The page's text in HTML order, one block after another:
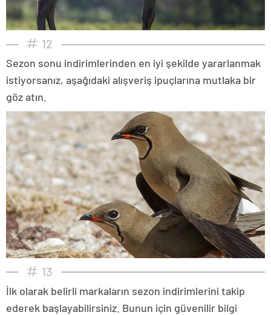
12
Sezon sonu indirimlerinden en iyi şekilde yararlanmak
istiyorsanız, aşağıdaki alışveriş ipuçlarına mutlaka bir
göz atın.
13
İlk olarak belirli markaların sezon indirimlerini takip
ederek başlayabilirsiniz. Bunun için güvenilir bilgi